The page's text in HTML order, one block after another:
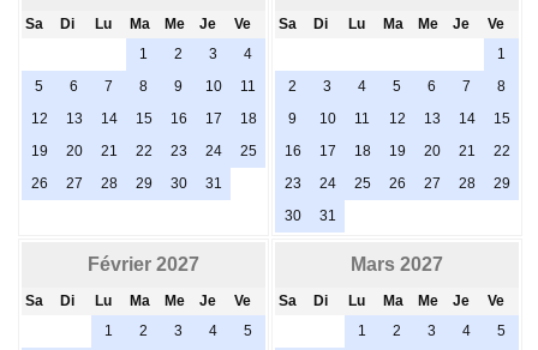
Sa Di Lu Ma Me Je
Ve
1
2 3
4
5
6 7 8 9 10
11
12
13 14 15 16 17
18
19
20 21 22 23 24
25
26
27 28 29 30 31
Sa Di Lu Ma Me Je
Ve
1
2
3 4 5 6 7
8
9
10 11 12 13 14
15
16
17 18 19 20 21
22
23
24 25 26 27 28
29
30
31
Février 2027
Sa Di Lu Ma Me Je
Ve
1
2 3 4
5
Mars 2027
Sa Di Lu Ma Me Je
Ve
1
2 3 4
5